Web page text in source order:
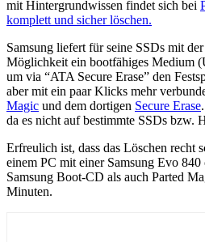
mit Hintergrundwissen findet sich bei
komplett und sicher löschen.
Samsung liefert für seine SSDs mit der
Möglichkeit ein bootfähiges Medium
um via “ATA Secure Erase” den
aber mit ein paar Klicks mehr
Magic und dem dortigen Secure Erase
da es nicht auf bestimmte SSDs bzw.
Erfreulich ist, dass das Löschen recht
einem PC mit einer Samsung Evo
Samsung Boot-CD als auch Parted
Minuten.